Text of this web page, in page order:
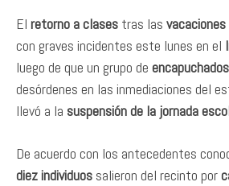
El retorno a clases tras las
con graves incidentes este lunes en el
luego de que un grupo de encapuchados
desórdenes en las inmediaciones del
llevó a la suspensión de la jornada
De acuerdo con los antecedentes
diez individuos salieron del recinto por